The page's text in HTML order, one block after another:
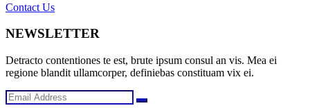
Contact Us
NEWSLETTER
Detracto contentiones te est, brute ipsum consul an vis. Mea ei
regione blandit ullamcorper, definiebas constituam vix ei.